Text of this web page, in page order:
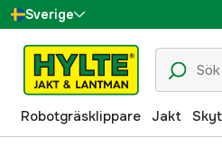
Sverige
Danmark
Suomi
Norge
Robotgräsklippare Jakt